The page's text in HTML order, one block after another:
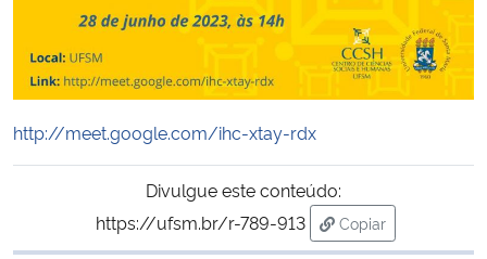
Ministério da Mulher, da Família e dos Direitos Humanos
Secretaria-Geral
Secretaria de Governo
Gabinete de Segurança Institucional
http://meet.google.com/ihc-xtay-rdx
Divulgue este conteúdo:
https://ufsm.br/r-789-913
Copiar
para área de